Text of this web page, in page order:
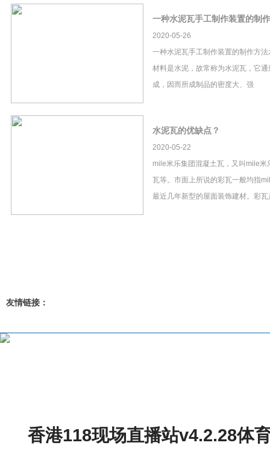
一种水泥瓦手工制作装置的制
2020-05-26
一种水泥瓦手工制作装置的制作方
材料是水泥，故常称为水泥瓦，它
成，因而所成制品的密度大、强
水泥瓦的优缺点？
2020-05-22
mile米乐集团混凝土瓦，又叫mile米
瓦等。市面上所说的彩瓦一般均指
最近几年新型的屋面装饰建材。彩
友情链接：
香港118现场直播站v4.2.28体